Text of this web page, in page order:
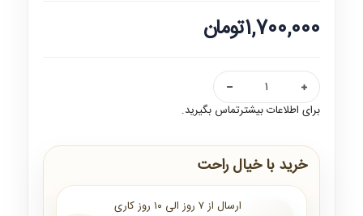
1,700,000تومان
برای اطلاعات بیشترتماس بگیرید.
خرید با خیال راحت
ارسال از ۷ روز الی ۱۰ روز کاری